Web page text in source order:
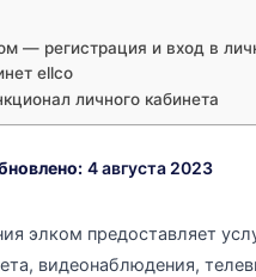
— регистрация и вход в
ellco
личного кабинета
4 августа 2023
элком предоставляет
видеонаблюдения,